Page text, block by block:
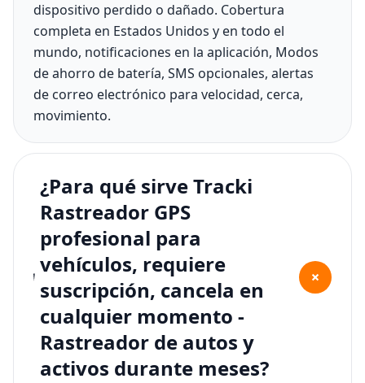
dispositivo perdido o dañado. Cobertura
completa en Estados Unidos y en todo el
mundo, notificaciones en la aplicación, Modos
de ahorro de batería, SMS opcionales, alertas
de correo electrónico para velocidad, cerca,
movimiento.
¿Para qué sirve Tracki
Rastreador GPS
profesional para
vehículos, requiere
suscripción, cancela en
cualquier momento -
Rastreador de autos y
activos durante meses?
+